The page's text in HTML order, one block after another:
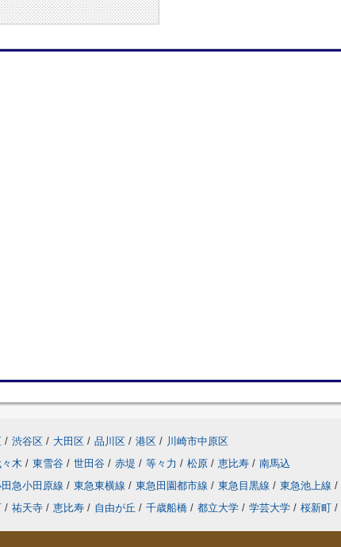
/ 渋谷区 / 大田区 / 品川区 / 港区 / 川崎市中原区
木 / 東雪谷 / 世田谷 / 赤堤 / 等々力 / 松原 / 恵比寿 / 南馬込
急小田原線 / 東急東横線 / 東急田園都市線 / 東急目黒線 / 東急池上線 /
/ 祐天寺 / 恵比寿 / 自由が丘 / 千歳船橋 / 都立大学 / 学芸大学 / 桜新町 /